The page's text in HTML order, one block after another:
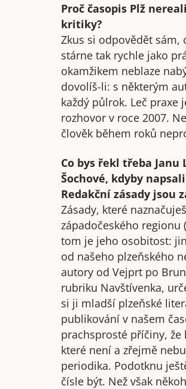
Proč časopis Plž
kritiky?
Zkus si odpovědět
stárne tak rychle jako
okamžikem neblaze
dovolíš-li: s některým
každý půlrok. Leč praxe
rozhovor v roce 2007.
člověk během roků
Co bys řekl třeba
Šochové, kdyby
Redakční zásady jsou
Zásady, které
západočeského
tom je jeho osobitost:
od našeho plzeňského
autory od Vejprt po
rubriku Navštívenka,
si ji mladší plzeňské
publikování v našem
prachsprosté příčiny, že
které není a zřejmě
periodika. Podotknu
čísle být. Než však